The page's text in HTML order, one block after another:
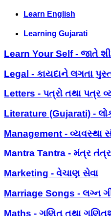
Learn English
Learning Gujarati
Learn Your Self - જાતે
Legal - કાયદાને લગતા
Letters - પત્રો તથા પત્ર
Literature (Gujarati) -
Management - વ્યવસ્થા
Mantra Tantra - મંત્ર
Marketing - વેચાણ સેવા
Marriage Songs - લગ્ન
Maths - ગણિત તથા